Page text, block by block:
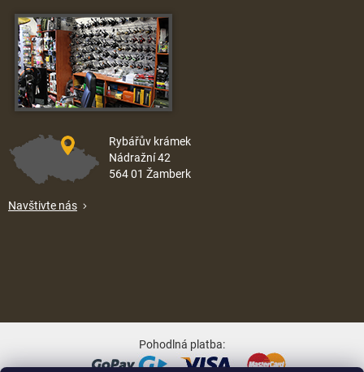
Rybářův krámek
Nádražní 42
564 01 Žamberk
Navštivte nás
Pohodlná platba: